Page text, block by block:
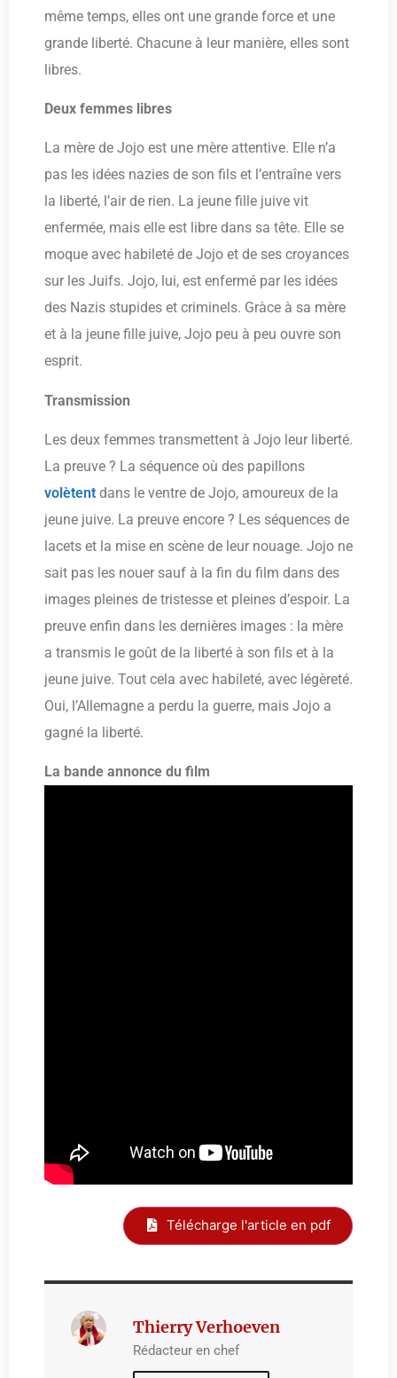
même temps, elles ont une grande force et une
grande liberté. Chacune à leur manière, elles sont
libres.
Deux femmes libres
La mère de Jojo est une mère attentive. Elle n’a
pas les idées nazies de son fils et l’entraîne vers
la liberté, l’air de rien. La jeune fille juive vit
enfermée, mais elle est libre dans sa tête. Elle se
moque avec habileté de Jojo et de ses croyances
sur les Juifs. Jojo, lui, est enfermé par les idées
des Nazis stupides et criminels. Gràce à sa mère
et à la jeune fille juive, Jojo peu à peu ouvre son
esprit.
Transmission
Les deux femmes transmettent à Jojo leur liberté.
La preuve ? La séquence où des papillons
volètent dans le ventre de Jojo, amoureux de la
jeune juive. La preuve encore ? Les séquences de
lacets et la mise en scène de leur nouage. Jojo ne
sait pas les nouer sauf à la fin du film dans des
images pleines de tristesse et pleines d’espoir. La
preuve enfin dans les dernières images : la mère
a transmis le goût de la liberté à son fils et à la
jeune juive. Tout cela avec habileté, avec légèreté.
Oui, l’Allemagne a perdu la guerre, mais Jojo a
gagné la liberté.
La bande annonce du film
Télécharge l'article en pdf
Thierry Verhoeven
Rédacteur en chef